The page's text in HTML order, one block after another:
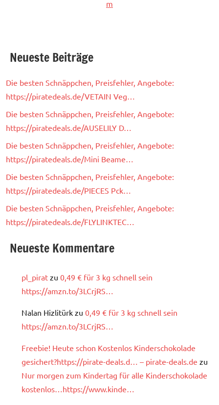
m
Neueste Beiträge
Die besten Schnäppchen, Preisfehler, Angebote:
https://piratedeals.de/VETAIN Veg…
Die besten Schnäppchen, Preisfehler, Angebote:
https://piratedeals.de/AUSELILY D…
Die besten Schnäppchen, Preisfehler, Angebote:
https://piratedeals.de/Mini Beame…
Die besten Schnäppchen, Preisfehler, Angebote:
https://piratedeals.de/PIECES Pck…
Die besten Schnäppchen, Preisfehler, Angebote:
https://piratedeals.de/FLYLINKTEC…
Neueste Kommentare
pl_pirat zu 0,49 € für 3 kg schnell sein
https://amzn.to/3LCrjRS…
Nalan Hizlitürk zu 0,49 € für 3 kg schnell sein
https://amzn.to/3LCrjRS…
Freebie! Heute schon Kostenlos Kinderschokolade
gesichert?https://pirate-deals.d… – pirate-deals.de zu
Nur morgen zum Kindertag für alle Kinderschokolade
kostenlos…https://www.kinde…